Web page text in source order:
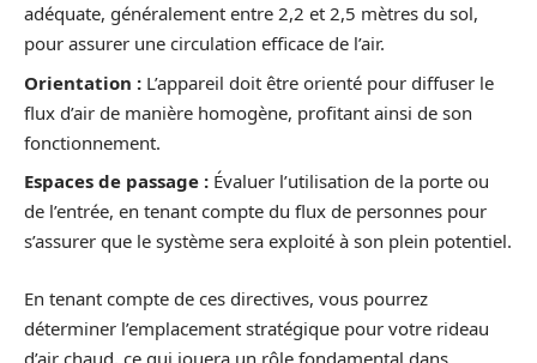
adéquate, généralement entre 2,2 et 2,5 mètres du sol,
pour assurer une circulation efficace de l’air.
Orientation : L’appareil doit être orienté pour diffuser le
flux d’air de manière homogène, profitant ainsi de son
fonctionnement.
Espaces de passage : Évaluer l’utilisation de la porte ou
de l’entrée, en tenant compte du flux de personnes pour
s’assurer que le système sera exploité à son plein potentiel.
En tenant compte de ces directives, vous pourrez
déterminer l’emplacement stratégique pour votre rideau
d’air chaud, ce qui jouera un rôle fondamental dans